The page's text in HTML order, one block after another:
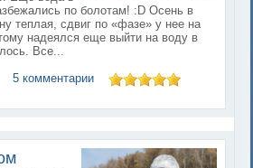
по болотам! :D Осень в
теплая, сдвиг по «фазе» у нее на
надеялся еще выйти на воду в
Все...
5 комментарии